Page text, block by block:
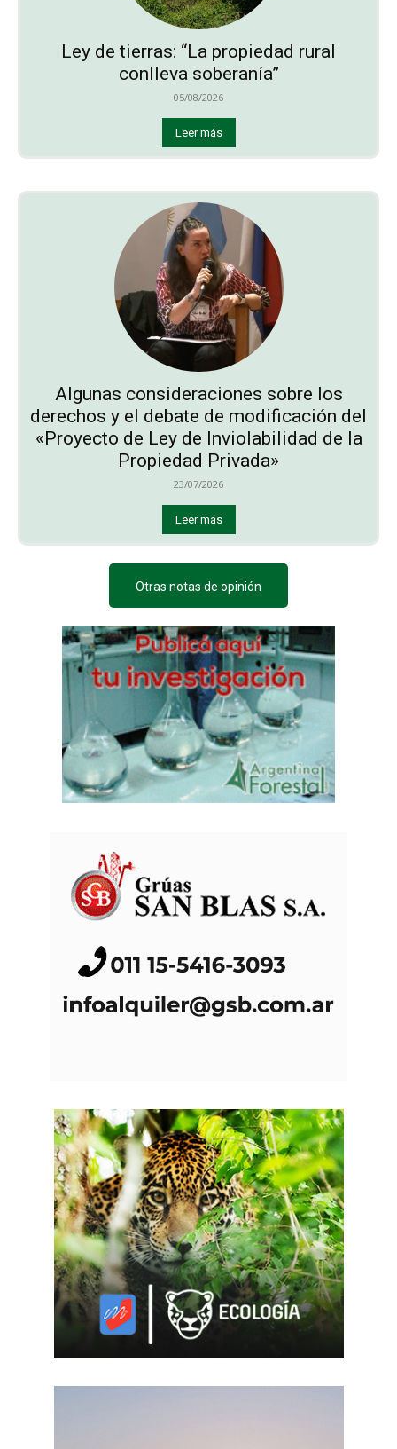
Ley de tierras: “La propiedad rural
conlleva soberanía”
05/08/2026
Leer más
Algunas consideraciones sobre los
derechos y el debate de modificación del
«Proyecto de Ley de Inviolabilidad de la
Propiedad Privada»
23/07/2026
Leer más
Otras notas de opinión